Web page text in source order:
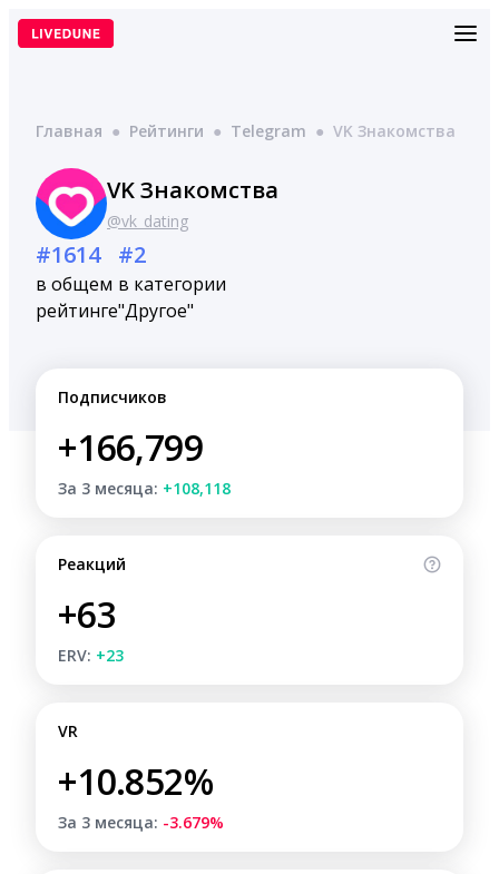
Перейти
Главная ● Рейтинги ● Telegram ● VK Знакомства
VK Знакомства
@vk_dating
#1614
в общем
рейтинге
#2
в категории
"Другое"
Подписчиков
+166,799
За 3 месяца: +108,118
Реакций
+63
ERV: +23
VR
+10.852%
За 3 месяца: -3.679%